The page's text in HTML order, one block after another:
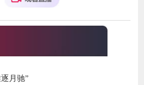
月驰”